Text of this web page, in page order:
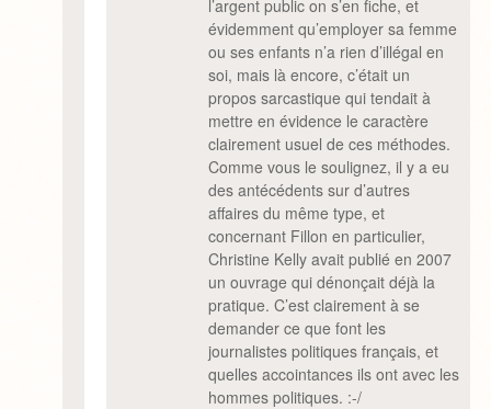
l’argent public on s’en fiche, et
évidemment qu’employer sa femme
ou ses enfants n’a rien d’illégal en
soi, mais là encore, c’était un
propos sarcastique qui tendait à
mettre en évidence le caractère
clairement usuel de ces méthodes.
Comme vous le soulignez, il y a eu
des antécédents sur d’autres
affaires du même type, et
concernant Fillon en particulier,
Christine Kelly avait publié en 2007
un ouvrage qui dénonçait déjà la
pratique. C’est clairement à se
demander ce que font les
journalistes politiques français, et
quelles accointances ils ont avec les
hommes politiques. :-/